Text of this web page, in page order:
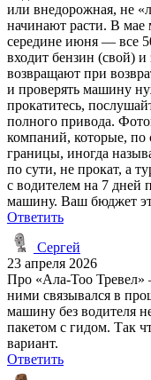
или внедорожная, не
начинают расти. В мае
середине июня — все
входит бензин (свой) и
возвращают при
и проверять машину
прокатитесь,
полного привода.
компаний, которые, по
границы, иногда
по сути, не прокат, а
с водителем на 7
машину. Ваш бюджет
Ответить
Сергей
23 апреля 2026
Про «Ала-Тоо Тревел»
ними связывался в
машину без водителя
пакетом с гидом. Так
вариант.
Ответить